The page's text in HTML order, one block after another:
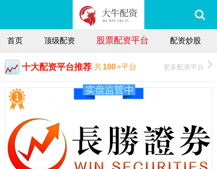
首页 顶级配资 股票配资平台 配资炒股
十大配资平台推荐 共100+平台 更多配资平台